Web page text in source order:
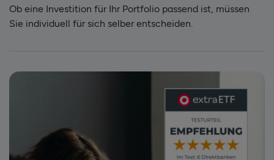
Ob eine Investition für Ihr Portfolio passend ist, müssen
Sie individuell für sich selber entscheiden.